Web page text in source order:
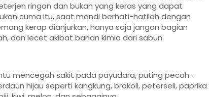
ringan dan bukan yang keras yang dapat
cuma itu, saat mandi berhati-hatilah dengan
kerap dianjurkan, hanya saja jangan bagian
dan lecet akibat bahan kimia dari sabun.
mencegah sakit pada payudara, puting pecah-
hijau seperti kangkung, brokoli, peterseli, paprika